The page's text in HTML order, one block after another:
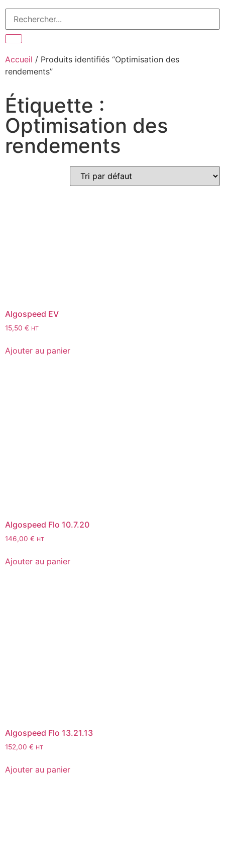
Accueil / Produits identifiés “Optimisation des
rendements”
Étiquette :
Optimisation des
rendements
Algospeed EV
15,50 € HT
Ajouter au panier
Algospeed Flo 10.7.20
146,00 € HT
Ajouter au panier
Algospeed Flo 13.21.13
152,00 € HT
Ajouter au panier